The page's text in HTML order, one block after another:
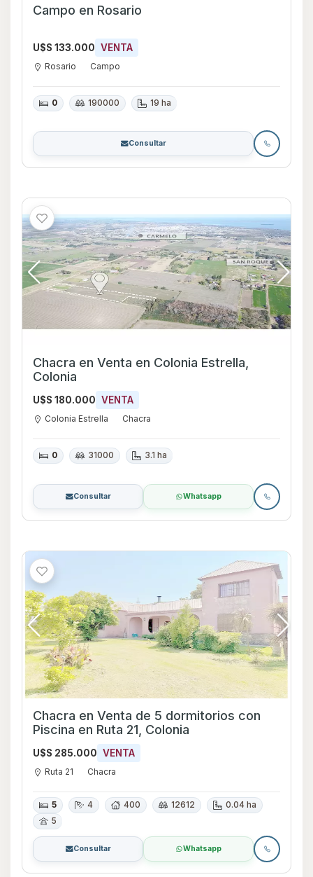
Campo en Rosario
U$S 133.000 VENTA
Rosario Campo
0 190000 19 ha
Consultar
Chacra en Venta en Colonia Estrella,
Colonia
U$S 180.000 VENTA
Colonia Estrella Chacra
0 31000 3.1 ha
Consultar Whatsapp
Chacra en Venta de 5 dormitorios con
Piscina en Ruta 21, Colonia
U$S 285.000 VENTA
Ruta 21 Chacra
5 4 400 12612
0.04 ha
5
Consultar Whatsapp